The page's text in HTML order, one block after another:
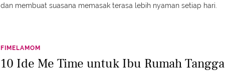
dan membuat suasana memasak terasa lebih nyaman setiap hari.
FIMELAMOM
10 Ide Me Time untuk Ibu Rumah Tangga